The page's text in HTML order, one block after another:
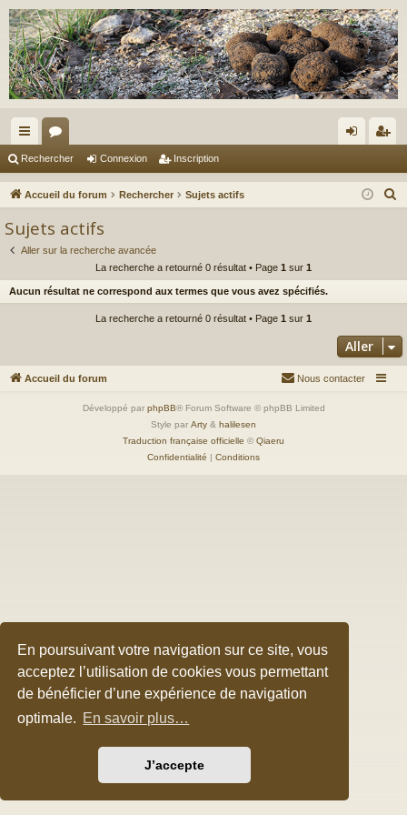
En poursuivant votre navigation sur ce site, vous
acceptez l’utilisation de cookies vous permettant
de bénéficier d’une expérience de navigation
optimale. En savoir plus…
J’accepte
ac
co
ci
or
u ne cri
Rechercher Connexion Inscription
Accueil du forum Rechercher Sujets actifs
h
e
Sujets actifs
Aller sur la recherche avancée
La recherche a retourné 0 résultat • Page 1 sur 1
Aucun résultat ne correspond aux termes que vous avez spécifiés.
La recherche a retourné 0 résultat • Page 1 sur 1
Aller
Accueil du forum Nous contacter
Développé par phpBB® Forum Software © phpBB Limited
Style par Arty & halilesen
Traduction française officielle © Qiaeru
Confidentialité | Conditions